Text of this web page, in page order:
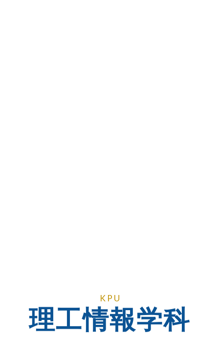
K P U
理工情報学科